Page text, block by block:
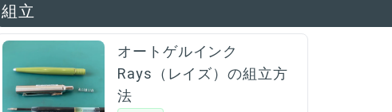
組立
オートゲルインク
Rays（レイズ）の組立方
法